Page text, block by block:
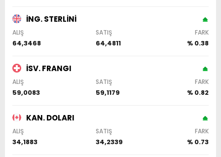
İNG. STERLİNİ
ALIŞ SATIŞ FARK
64,3468 64,4811 % 0.38
İSV. FRANGI
ALIŞ SATIŞ FARK
59,0083 59,1179 % 0.82
KAN. DOLARI
ALIŞ SATIŞ FARK
34,1883 34,2339 % 0.73